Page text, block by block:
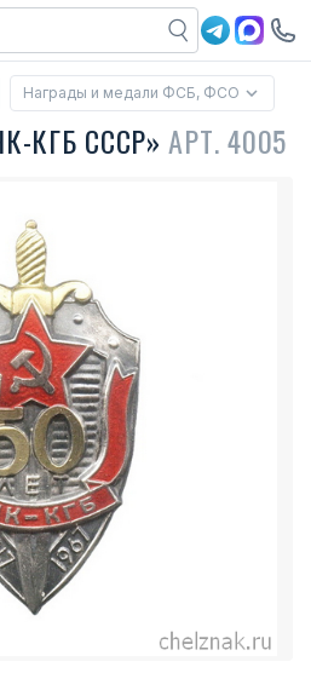
Награды и медали ФСБ, ФСО
КГБ СССР»АРТ. 4005